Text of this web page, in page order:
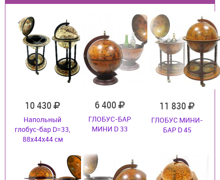
10 430
Напольный
глобус-бар D=33,
88x44x44 см
6 400
ГЛОБУС-БАР
МИНИ D 33
11 830
ГЛОБУС МИНИ-
БАР D 45